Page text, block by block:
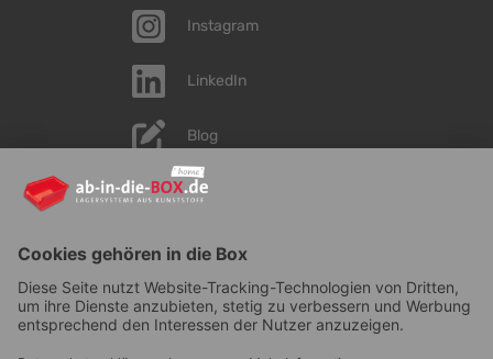
Instagram
LinkedIn
Blog
YouTube